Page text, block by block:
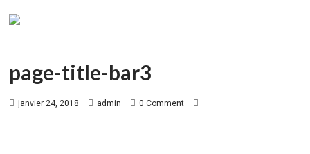
page-title-bar3
janvier 24, 2018 admin 0 Comment